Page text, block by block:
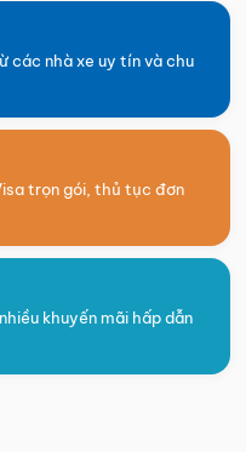
các nhà xe uy tín và chu
trọn gói, thủ tục đơn
khuyến mãi hấp dẫn